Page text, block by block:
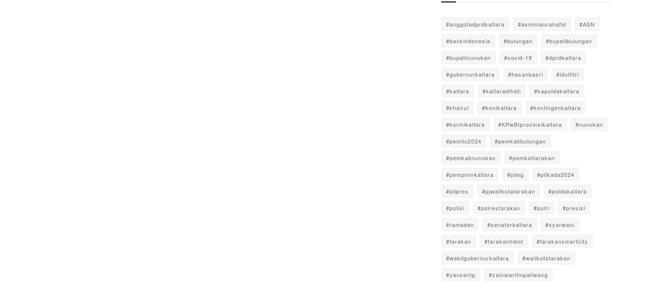
#anggotadprdkaltara #asminlaurahafid #ASN
#bankindonesia #bulungan #bupatibulungan
#bupatinunukan #covid-19 #dprdkaltara
#gubernurkaltara #hasanbasri #idulfitri
#kaltara #kaltaradihati #kapoldakaltara
#khairul #konikaltara #kontingenkaltara
#kormikaltara #KPwBIprovinsikaltara #nunukan
#pemilu2024 #pemkabbulungan
#pemkabnunukan #pemkottarakan
#pemprovkaltara #pileg #pilkada2024
#pilpres #pjwalikotatarakan #poldakaltara
#polisi #polrestarakan #polri #presisi
#ramadan #senatorkaltara #syarwani
#tarakan #tarakanhibot #tarakansmartcity
#wakilgubernurkaltara #walikotatarakan
#yansentp #zainalarifinpaliwang